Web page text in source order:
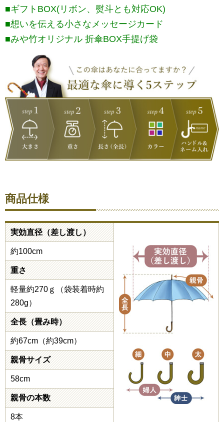
■ギフトBOX(リボン、熨斗とも対応OK)
■想いを伝える小さなメッセージカード
■みや竹オリジナル 折傘BOX手提げ袋
商品仕様
実効直径（差し渡し）
約100cm
重さ
軽量約270ｇ（袋装着時約
280g）
全長（畳み時）
約67cm（約39cm）
親骨サイズ
58cm
親骨の本数
8本